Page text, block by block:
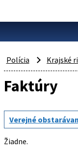
Polícia Krajské
Faktúry
Verejné
Žiadne.